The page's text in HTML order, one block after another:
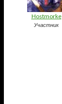
Hostmorke
Участник